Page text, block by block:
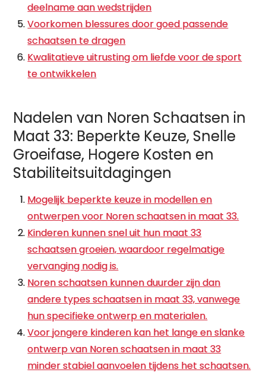
deelname aan wedstrijden
Voorkomen blessures door goed passende
schaatsen te dragen
Kwalitatieve uitrusting om liefde voor de sport
te ontwikkelen
Nadelen van Noren Schaatsen in
Maat 33: Beperkte Keuze, Snelle
Groeifase, Hogere Kosten en
Stabiliteitsuitdagingen
Mogelijk beperkte keuze in modellen en
ontwerpen voor Noren schaatsen in maat 33.
Kinderen kunnen snel uit hun maat 33
schaatsen groeien, waardoor regelmatige
vervanging nodig is.
Noren schaatsen kunnen duurder zijn dan
andere types schaatsen in maat 33, vanwege
hun specifieke ontwerp en materialen.
Voor jongere kinderen kan het lange en slanke
ontwerp van Noren schaatsen in maat 33
minder stabiel aanvoelen tijdens het schaatsen.